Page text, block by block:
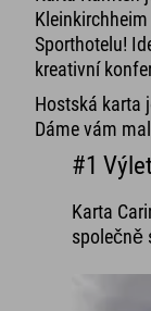
Kleinkirchheim
Sporthotelu!
kreativní
Hostská karta
Dáme vám
#1
Karta
společně